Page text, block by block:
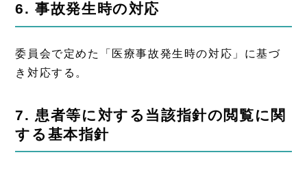
6. 事故発生時の対応
委員会で定めた「医療事故発生時の対応」に基づ
き対応する。
7. 患者等に対する当該指針の閲覧に関
する基本指針